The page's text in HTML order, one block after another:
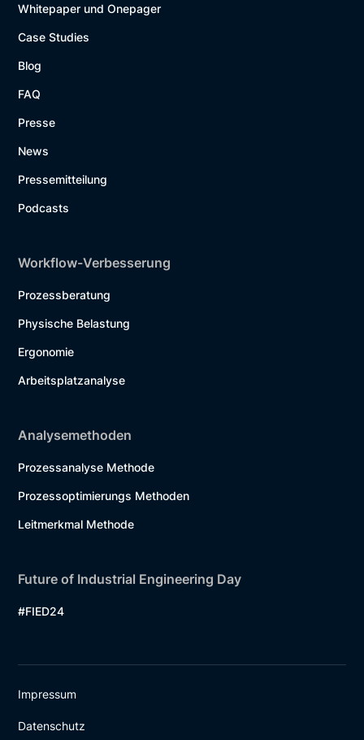
Whitepaper und Onepager
Case Studies
Blog
FAQ
Presse
News
Pressemitteilung
Podcasts
Workflow-Verbesserung
Prozessberatung
Physische Belastung
Ergonomie
Arbeitsplatzanalyse
Analysemethoden
Prozessanalyse Methode
Prozessoptimierungs Methoden
Leitmerkmal Methode
Future of Industrial Engineering Day
#FIED24
Impressum
Datenschutz